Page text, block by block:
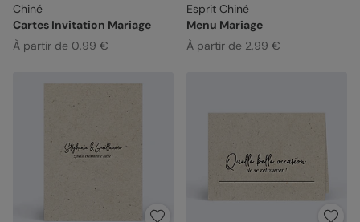
Chiné
Cartes Invitation Mariage
À partir de 0,99 €
Esprit Chiné
Menu Mariage
À partir de 2,99 €